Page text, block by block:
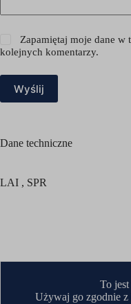
Zapamiętaj moje dane w
kolejnych komentarzy.
Wyślij
Dane techniczne
LAI , SPR
To
Używaj go zgodnie
x-hng